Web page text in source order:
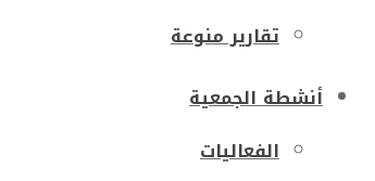
تقارير منوعة
أنشطة الجمعية
الفعاليات